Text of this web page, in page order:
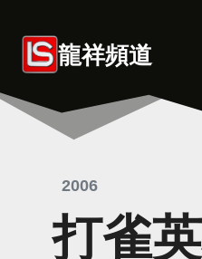
content 龍祥頻道
2006
打雀